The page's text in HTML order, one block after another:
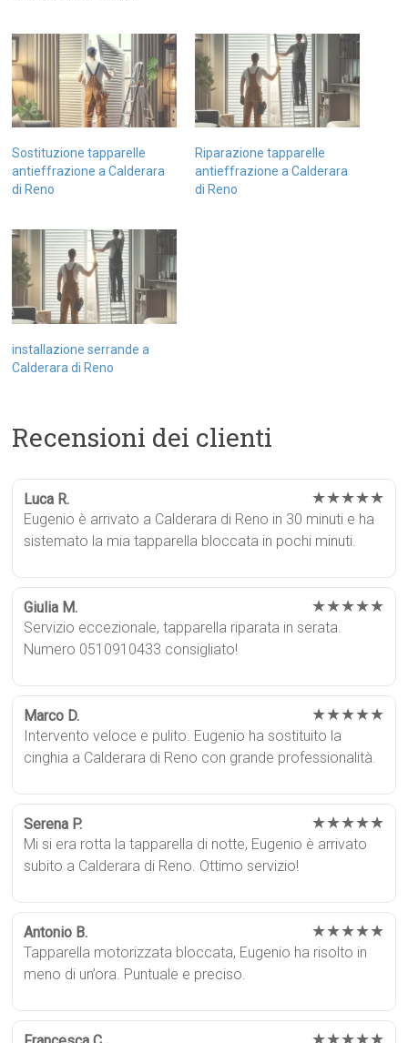
Sostituzione tapparelle
antieffrazione a Calderara
di Reno
Riparazione tapparelle
antieffrazione a Calderara
di Reno
installazione serrande a
Calderara di Reno
Recensioni dei clienti
Luca R. ★★★★★
Eugenio è arrivato a Calderara di Reno in 30 minuti e ha
sistemato la mia tapparella bloccata in pochi minuti.
Giulia M. ★★★★★
Servizio eccezionale, tapparella riparata in serata.
Numero 0510910433 consigliato!
Marco D. ★★★★★
Intervento veloce e pulito. Eugenio ha sostituito la
cinghia a Calderara di Reno con grande professionalità.
Serena P. ★★★★★
Mi si era rotta la tapparella di notte, Eugenio è arrivato
subito a Calderara di Reno. Ottimo servizio!
Antonio B. ★★★★★
Tapparella motorizzata bloccata, Eugenio ha risolto in
meno di un’ora. Puntuale e preciso.
★★★★★